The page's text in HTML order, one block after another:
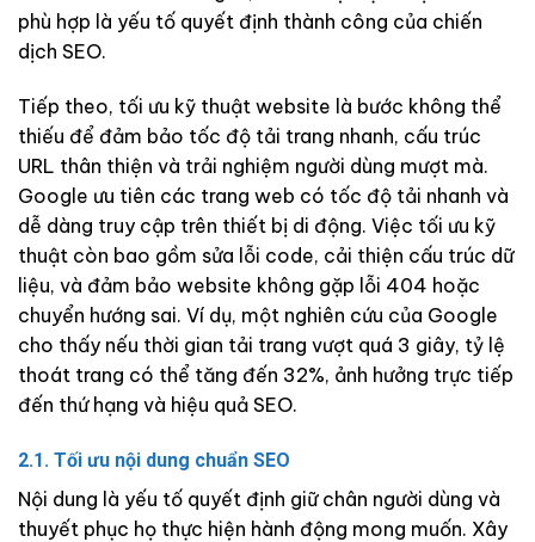
phù hợp là yếu tố quyết định thành công của chiến
dịch SEO.
Tiếp theo, tối ưu kỹ thuật website là bước không thể
thiếu để đảm bảo tốc độ tải trang nhanh, cấu trúc
URL thân thiện và trải nghiệm người dùng mượt mà.
Google ưu tiên các trang web có tốc độ tải nhanh và
dễ dàng truy cập trên thiết bị di động. Việc tối ưu kỹ
thuật còn bao gồm sửa lỗi code, cải thiện cấu trúc dữ
liệu, và đảm bảo website không gặp lỗi 404 hoặc
chuyển hướng sai. Ví dụ, một nghiên cứu của Google
cho thấy nếu thời gian tải trang vượt quá 3 giây, tỷ lệ
thoát trang có thể tăng đến 32%, ảnh hưởng trực tiếp
đến thứ hạng và hiệu quả SEO.
2.1. Tối ưu nội dung chuẩn SEO
Nội dung là yếu tố quyết định giữ chân người dùng và
thuyết phục họ thực hiện hành động mong muốn. Xây